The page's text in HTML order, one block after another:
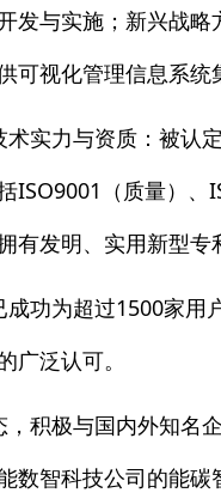
发与实施；新兴战
可视化管理信息系统
实力与资质：被认
ISO9001（质量）、
有发明、实用新型专
功为超过1500家用
广泛认可。
积极与国内外知名
数智科技公司的能碳